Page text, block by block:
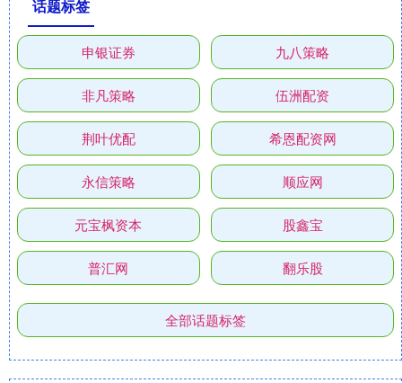
话题标签
申银证券 九八策略
非凡策略 伍洲配资
荆叶优配 希恩配资网
永信策略 顺应网
元宝枫资本 股鑫宝
普汇网 翻乐股
全部话题标签